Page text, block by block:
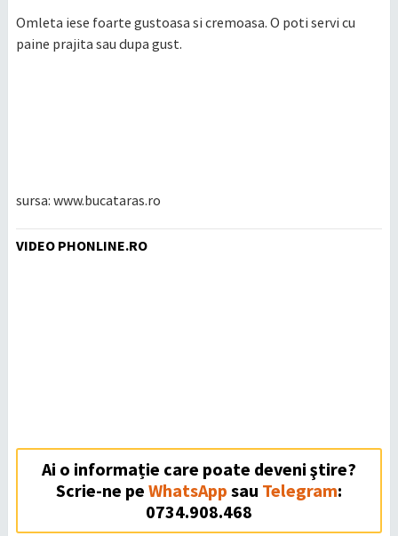
Omleta iese foarte gustoasa si cremoasa. O poti servi cu
paine prajita sau dupa gust.
sursa: www.bucataras.ro
VIDEO PHONLINE.RO
Ai o informație care poate deveni ştire?
Scrie-ne pe WhatsApp sau Telegram:
0734.908.468